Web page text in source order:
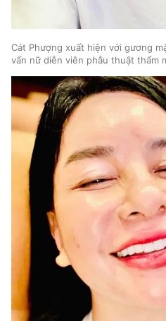
Cát Phượng xuất hiện với gương
vấn nữ diễn viên phẫu thuật thẩm